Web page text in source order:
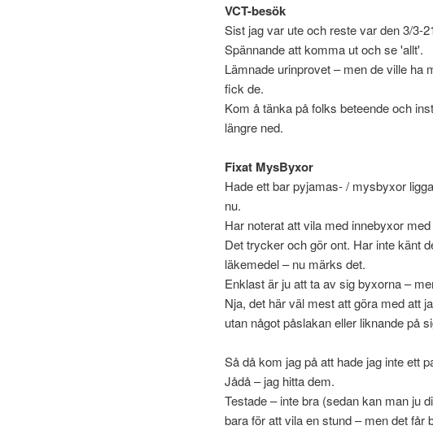
VCT-besök
Sist jag var ute och reste var den 3/3-
Spännande att komma ut och se 'allt'.
Lämnade urinprovet – men de ville ha
fick de.
Kom å tänka på folks beteende och
längre ned.
Fixat MysByxor
Hade ett bar pyjamas- / mysbyxor
nu.
Har noterat att vila med innebyxor
Det trycker och gör ont. Har inte känt
läkemedel – nu märks det.
Enklast är ju att ta av sig byxorna –
Nja, det här väl mest att göra med att
utan något påslakan eller liknande på
Så då kom jag på att hade jag inte ett
Jådå – jag hitta dem.
Testade – inte bra (sedan kan man ju
bara för att vila en stund – men det får